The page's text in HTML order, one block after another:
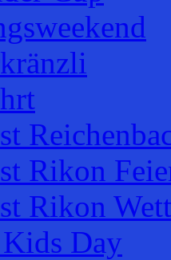
Rikon
Rikon
Day